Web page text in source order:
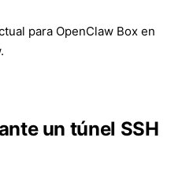
para OpenClaw Box en
.
un túnel SSH